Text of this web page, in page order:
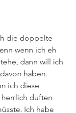
die doppelte
wenn ich eh
dann will ich
haben.
ich diese
duften
Ich habe